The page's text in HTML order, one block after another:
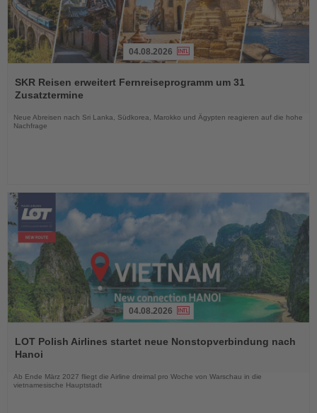
Sie
die
04.08.2026
SKR Reisen erweitert Fernreiseprogramm um 31
Zusatztermine
Neue Abreisen nach Sri Lanka, Südkorea, Marokko und Ägypten reagieren auf die hohe
Nachfrage
Sie
die
04.08.2026
LOT Polish Airlines startet neue Nonstopverbindung nach
Hanoi
Ab Ende März 2027 fliegt die Airline dreimal pro Woche von Warschau in die
vietnamesische Hauptstadt